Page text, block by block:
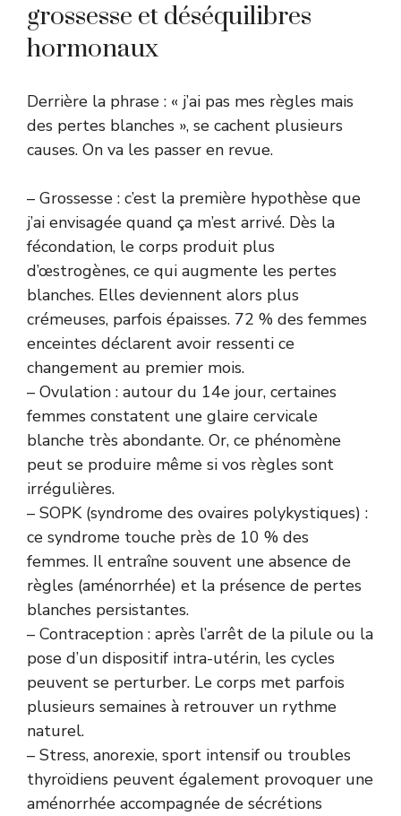
grossesse et déséquilibres
hormonaux
Derrière la phrase : « j’ai pas mes règles mais
des pertes blanches », se cachent plusieurs
causes. On va les passer en revue.
– Grossesse : c’est la première hypothèse que
j’ai envisagée quand ça m’est arrivé. Dès la
fécondation, le corps produit plus
d’œstrogènes, ce qui augmente les pertes
blanches. Elles deviennent alors plus
crémeuses, parfois épaisses. 72 % des femmes
enceintes déclarent avoir ressenti ce
changement au premier mois.
– Ovulation : autour du 14e jour, certaines
femmes constatent une glaire cervicale
blanche très abondante. Or, ce phénomène
peut se produire même si vos règles sont
irrégulières.
– SOPK (syndrome des ovaires polykystiques) :
ce syndrome touche près de 10 % des
femmes. Il entraîne souvent une absence de
règles (aménorrhée) et la présence de pertes
blanches persistantes.
– Contraception : après l’arrêt de la pilule ou la
pose d’un dispositif intra-utérin, les cycles
peuvent se perturber. Le corps met parfois
plusieurs semaines à retrouver un rythme
naturel.
– Stress, anorexie, sport intensif ou troubles
thyroïdiens peuvent également provoquer une
aménorrhée accompagnée de sécrétions